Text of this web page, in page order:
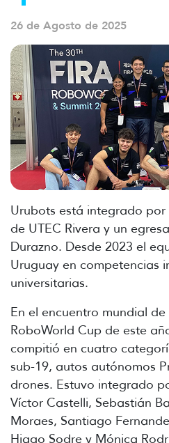
26 de Agosto de 2025
Urubots está integrado
de UTEC Rivera y un
Durazno. Desde 2023 el
Uruguay en competencias
universitarias.
En el encuentro mundial
RoboWorld Cup de este
compitió en cuatro
sub-19, autos autónomos
drones. Estuvo integrado
Víctor Castelli, Sebastián
Moraes, Santiago
Hiago Sodre y Mónica